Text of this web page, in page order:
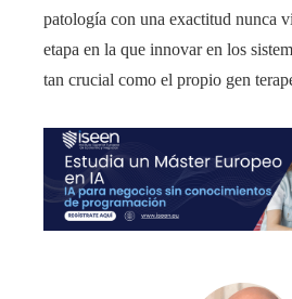
patología con una exactitud nunca
etapa en la que innovar en los
tan crucial como el propio gen